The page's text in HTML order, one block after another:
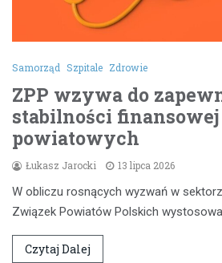
Samorząd Szpitale Zdrowie
ZPP wzywa do
stabilności
powiatowych
Łukasz Jarocki 13 lipca 2026
W obliczu rosnących wyzwań w
Związek Powiatów Polskich
Czytaj Dalej